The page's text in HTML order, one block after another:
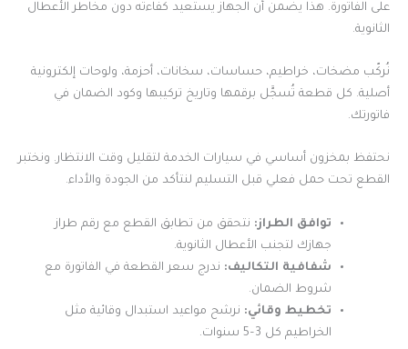
على الفاتورة. هذا يضمن أن الجهاز يستعيد كفاءته دون مخاطر الأعطال
الثانوية.
نُركّب مضخات، خراطيم، حساسات، سخانات، أحزمة، ولوحات إلكترونية
أصلية. كل قطعة تُسجَّل برقمها وتاريخ تركيبها وكود الضمان في
فاتورتك.
نحتفظ بمخزون أساسي في سيارات الخدمة لتقليل وقت الانتظار. ونختبر
القطع تحت حمل فعلي قبل التسليم لنتأكد من الجودة والأداء.
توافق الطراز: نتحقق من تطابق القطع مع رقم طراز
جهازك لتجنب الأعطال الثانوية.
شفافية التكاليف: ندرج سعر القطعة في الفاتورة مع
شروط الضمان.
تخطيط وقائي: نرشح مواعيد استبدال وقائية مثل
الخراطيم كل 3–5 سنوات.